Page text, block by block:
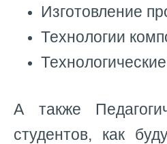
Изготовление
Технологии
А также
студентов, как